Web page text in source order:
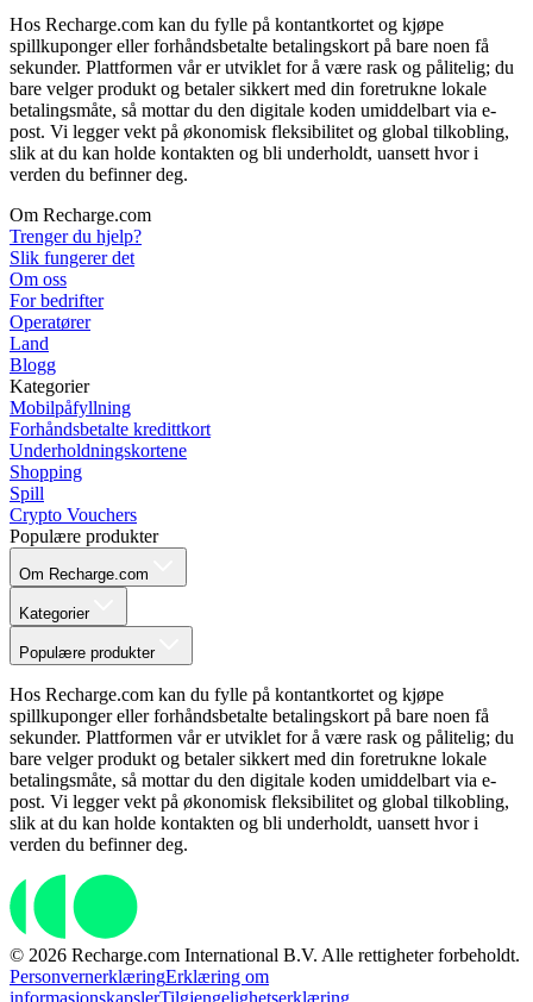
Hos Recharge.com kan du fylle på kontantkortet og kjøpe
spillkuponger eller forhåndsbetalte betalingskort på bare noen få
sekunder. Plattformen vår er utviklet for å være rask og pålitelig; du
bare velger produkt og betaler sikkert med din foretrukne lokale
betalingsmåte, så mottar du den digitale koden umiddelbart via e-
post. Vi legger vekt på økonomisk fleksibilitet og global tilkobling,
slik at du kan holde kontakten og bli underholdt, uansett hvor i
verden du befinner deg.
Om Recharge.com
Trenger du hjelp?
Slik fungerer det
Om oss
For bedrifter
Operatører
Land
Blogg
Kategorier
Mobilpåfyllning
Forhåndsbetalte kredittkort
Underholdningskortene
Shopping
Spill
Crypto Vouchers
Populære produkter
Om Recharge.com
Kategorier
Populære produkter
Hos Recharge.com kan du fylle på kontantkortet og kjøpe
spillkuponger eller forhåndsbetalte betalingskort på bare noen få
sekunder. Plattformen vår er utviklet for å være rask og pålitelig; du
bare velger produkt og betaler sikkert med din foretrukne lokale
betalingsmåte, så mottar du den digitale koden umiddelbart via e-
post. Vi legger vekt på økonomisk fleksibilitet og global tilkobling,
slik at du kan holde kontakten og bli underholdt, uansett hvor i
verden du befinner deg.
© 2026 Recharge.com International B.V. Alle rettigheter forbeholdt.
PersonvernerklæringErklæring om